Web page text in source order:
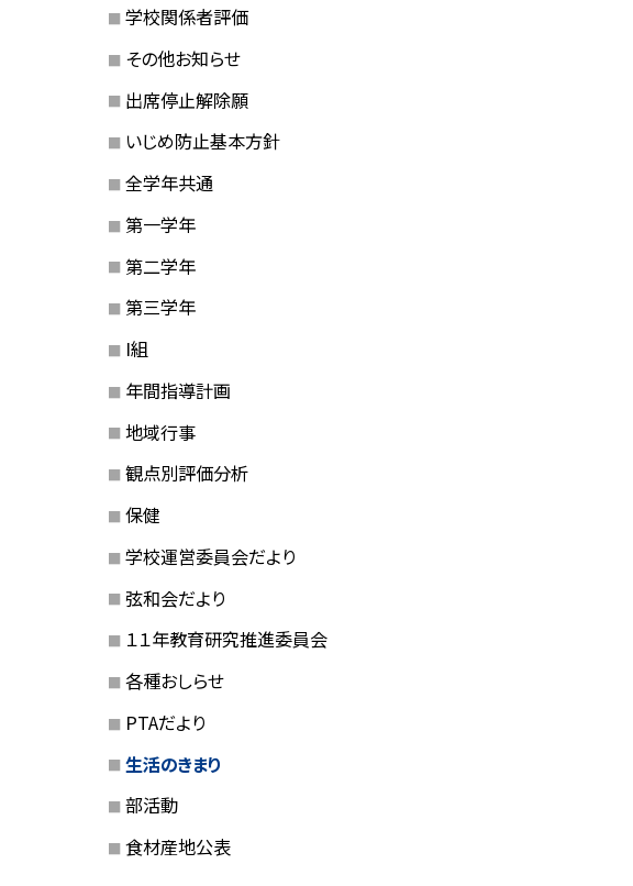
学校関係者評価
その他お知らせ
出席停止解除願
いじめ防止基本方針
全学年共通
第一学年
第二学年
第三学年
I組
年間指導計画
地域行事
観点別評価分析
保健
学校運営委員会だより
弦和会だより
１１年教育研究推進委員会
各種おしらせ
PTAだより
生活のきまり
部活動
食材産地公表